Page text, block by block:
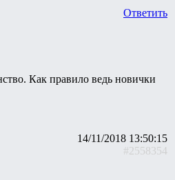
Ответить
Как правило ведь новички
14/11/2018 13:50:15
#2558354